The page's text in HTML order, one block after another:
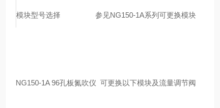
模块型号选择 参见NG150-1A系列可更换模块
NG150-1A 96孔板氮吹仪 可更换以下模块及流量调节阀